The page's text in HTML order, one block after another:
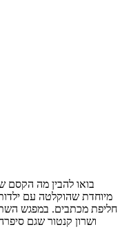
בואו להבין מה הקסם
מיוחדת שהוקלטה עם
חליפת מכתבים. במפגש
ושרון קנטור שגם